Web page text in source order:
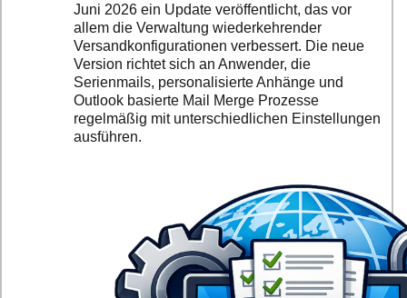
Juni 2026 ein Update veröffentlicht, das vor
allem die Verwaltung wiederkehrender
Versandkonfigurationen verbessert. Die neue
Version richtet sich an Anwender, die
Serienmails, personalisierte Anhänge und
Outlook basierte Mail Merge Prozesse
regelmäßig mit unterschiedlichen Einstellungen
ausführen.